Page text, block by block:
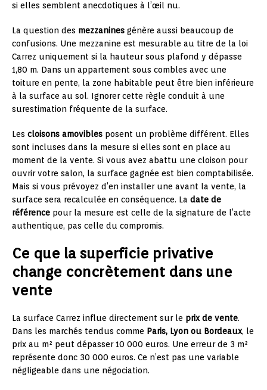
si elles semblent anecdotiques à l’œil nu.
La question des mezzanines génère aussi beaucoup de
confusions. Une mezzanine est mesurable au titre de la loi
Carrez uniquement si la hauteur sous plafond y dépasse
1,80 m. Dans un appartement sous combles avec une
toiture en pente, la zone habitable peut être bien inférieure
à la surface au sol. Ignorer cette règle conduit à une
surestimation fréquente de la surface.
Les cloisons amovibles posent un problème différent. Elles
sont incluses dans la mesure si elles sont en place au
moment de la vente. Si vous avez abattu une cloison pour
ouvrir votre salon, la surface gagnée est bien comptabilisée.
Mais si vous prévoyez d’en installer une avant la vente, la
surface sera recalculée en conséquence. La date de
référence pour la mesure est celle de la signature de l’acte
authentique, pas celle du compromis.
Ce que la superficie privative
change concrètement dans une
vente
La surface Carrez influe directement sur le prix de vente.
Dans les marchés tendus comme Paris, Lyon ou Bordeaux, le
prix au m² peut dépasser 10 000 euros. Une erreur de 3 m²
représente donc 30 000 euros. Ce n’est pas une variable
négligeable dans une négociation.